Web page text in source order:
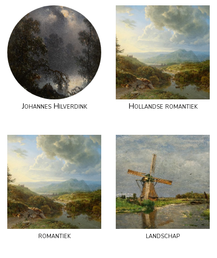
Johannes Hilverdink Hollandse romantiek
romantiek landschap